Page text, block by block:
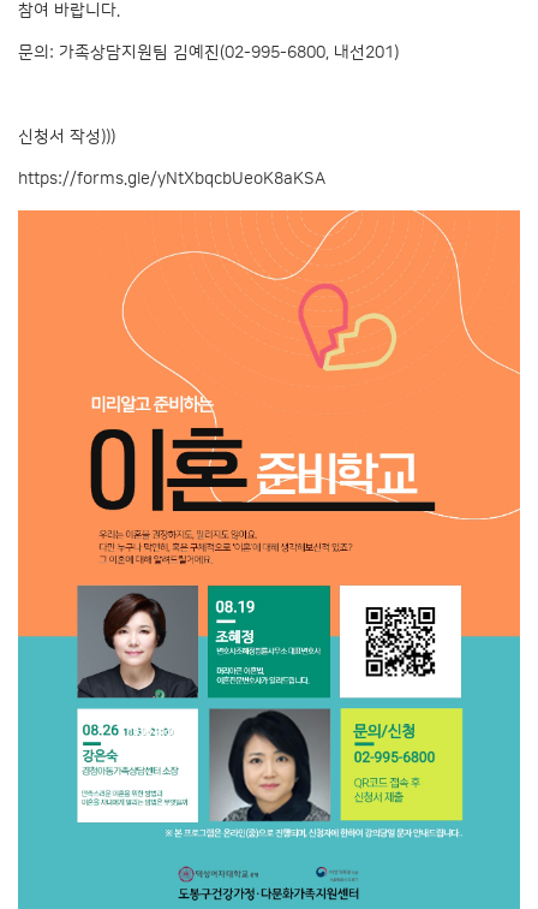
참여 바랍니다.
문의: 가족상담지원팀 김예진(02-995-6800, 내선201)
신청서 작성)))
https://forms.gle/yNtXbqcbUeoK8aKSA